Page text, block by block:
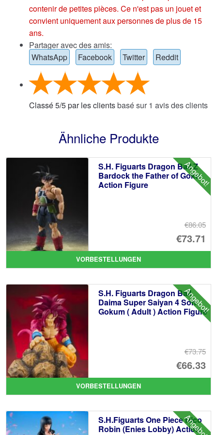
contenir de petites pièces. Ce n'est pas un jouet et
convient uniquement aux personnes de plus de 15
ans.
Partager avec des amis:
WhatsApp
Facebook Twitter Reddit
Classé5/5par les clientsbasé sur 1 avis des clients
Ähnliche Produkte
Angebot!
S.H. Figuarts Dragon Ball Z
Bardock the Father of Goku
Action Figure
€86.05
€73.71
VORBESTELLUNGEN
Angebot!
S.H. Figuarts Dragon Ball
Daima Super Saiyan 4 Son
Gokum ( Adult ) Action Figure
€73.75
€66.33
VORBESTELLUNGEN
Angebot!
S.H.Figuarts One Piece Nico
Robin (Enies Lobby) Action